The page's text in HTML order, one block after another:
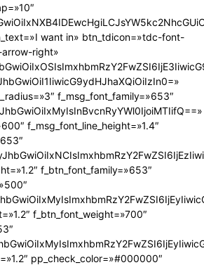
want in» btn_tdicon=»tdc-font-
right»
f_msg_font_family=»653″
f_msg_font_line_height=»1.4″
f_btn_font_family=»653″
f_btn_font_weight=»700″
pp_check_color=»#000000″